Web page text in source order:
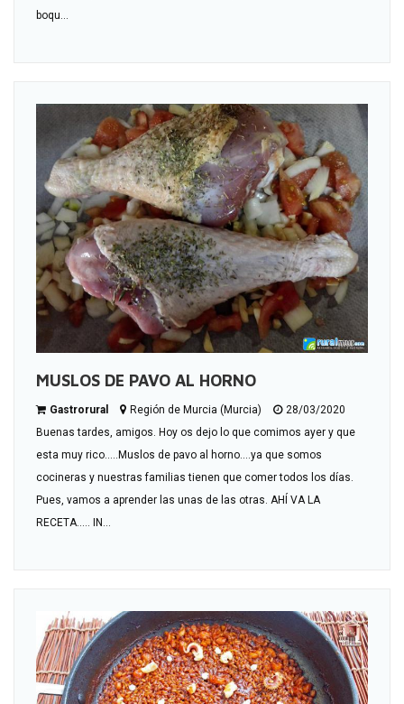
boqu...
MUSLOS DE PAVO AL HORNO
Gastrorural Región de Murcia (Murcia)
28/03/2020
Buenas tardes, amigos. Hoy os dejo lo que comimos ayer y que
esta muy rico.....Muslos de pavo al horno....ya que somos
cocineras y nuestras familias tienen que comer todos los días.
Pues, vamos a aprender las unas de las otras. AHÍ VA LA
RECETA..… IN...